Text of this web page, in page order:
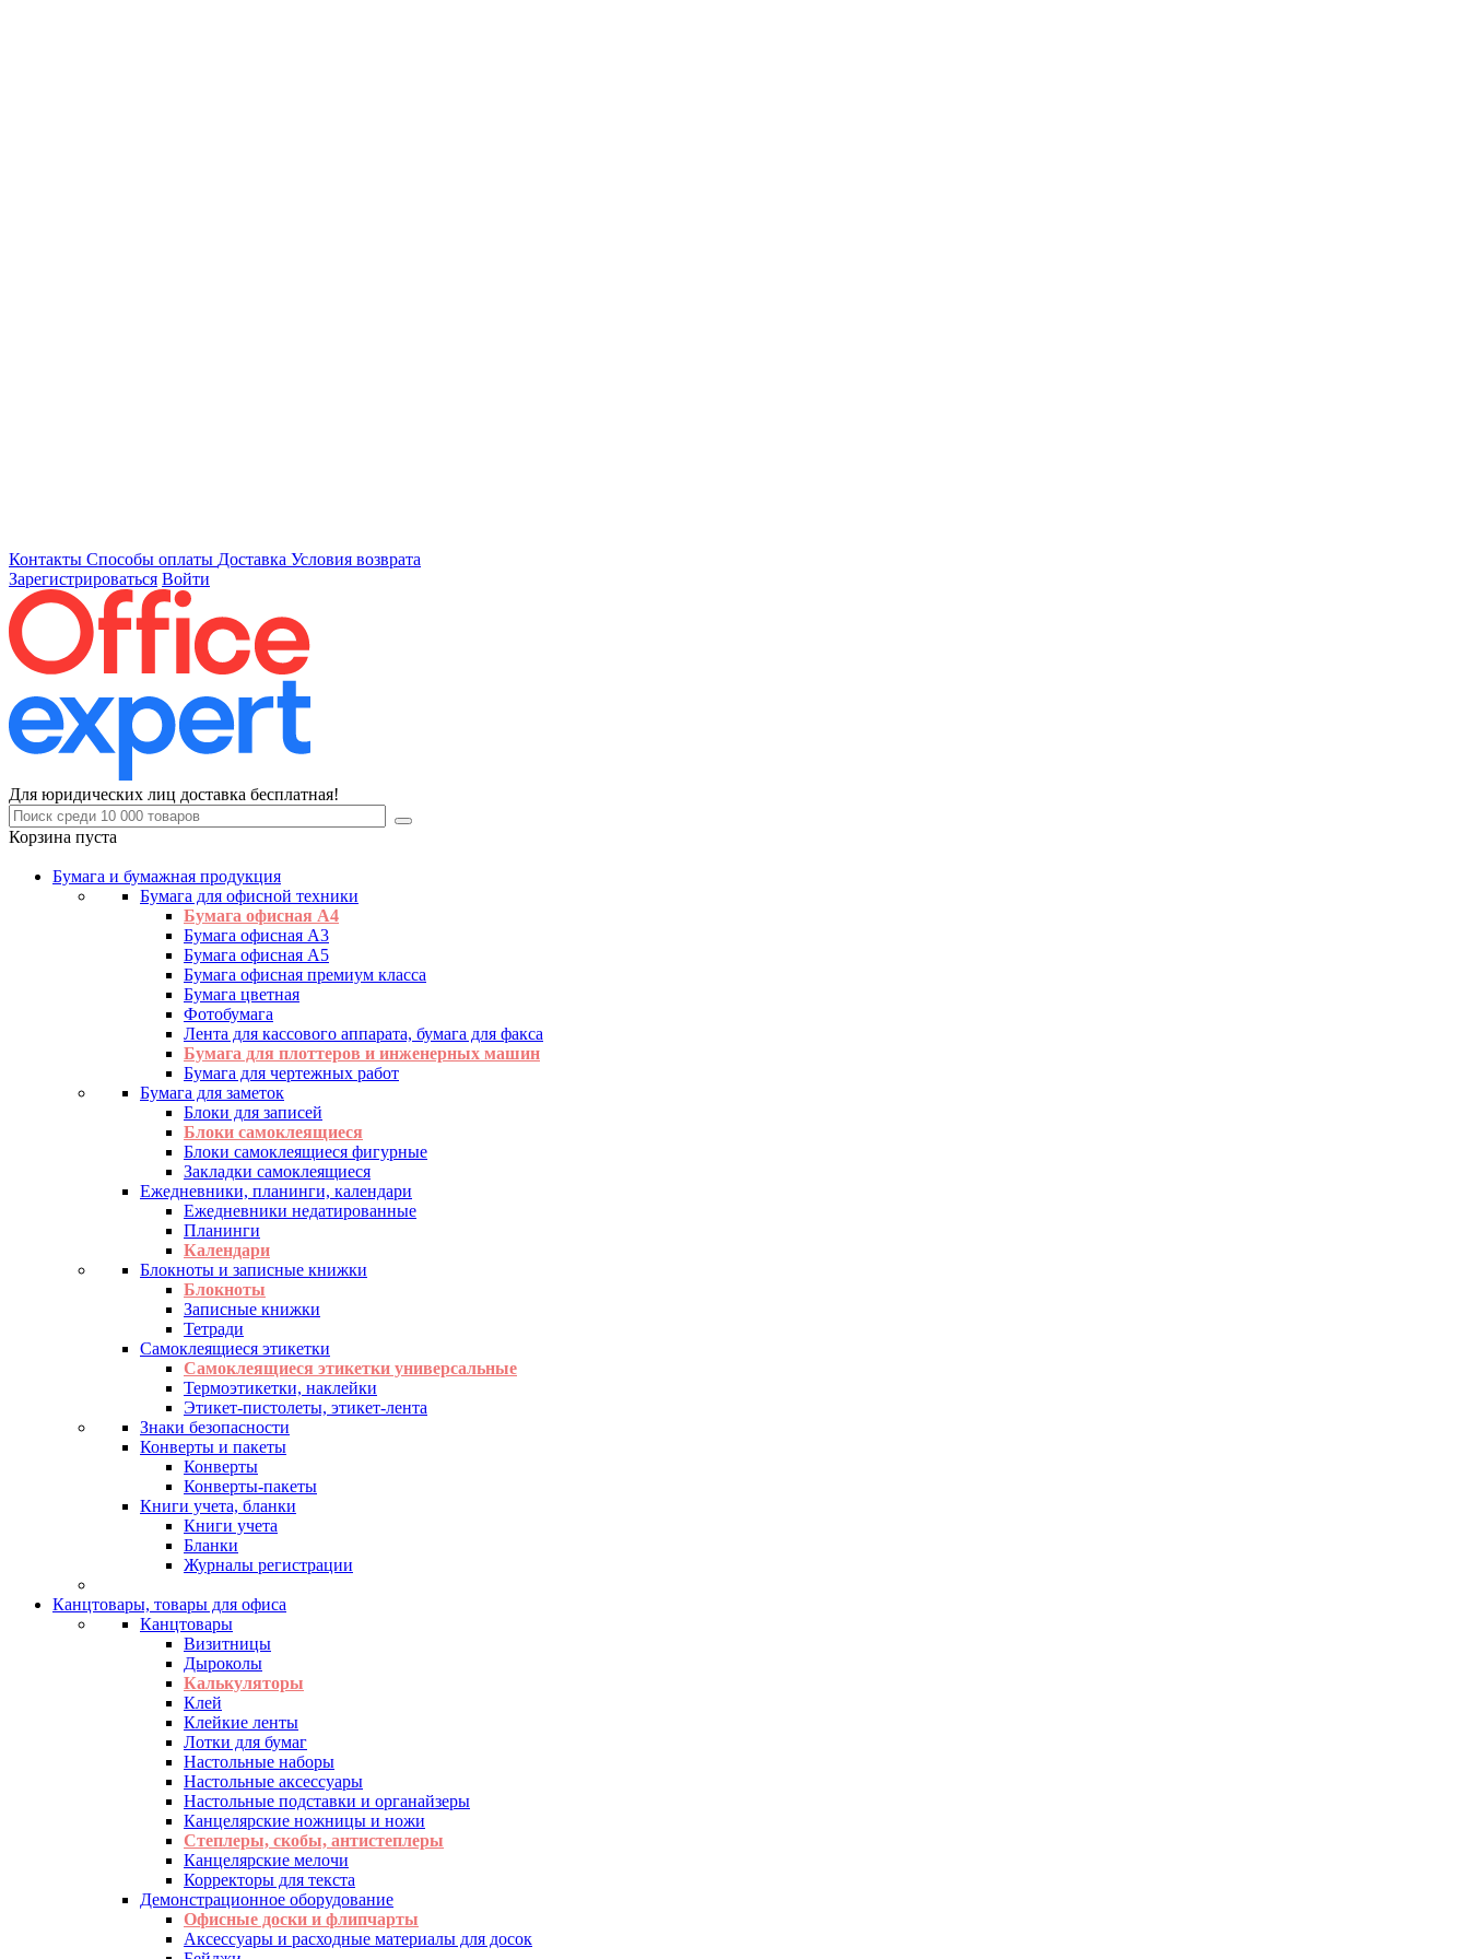
Контакты Способы оплаты Доставка Условия возврата
Зарегистрироваться Войти
Для юридических лиц доставка бесплатная!
Корзина пуста
Бумага и бумажная продукция
Бумага для офисной техники
Бумага офисная А4
Бумага офисная А3
Бумага офисная А5
Бумага офисная премиум класса
Бумага цветная
Фотобумага
Лента для кассового аппарата, бумага для факса
Бумага для плоттеров и инженерных машин
Бумага для чертежных работ
Бумага для заметок
Блоки для записей
Блоки самоклеящиеся
Блоки самоклеящиеся фигурные
Закладки самоклеящиеся
Ежедневники, планинги, календари
Ежедневники недатированные
Планинги
Календари
Блокноты и записные книжки
Блокноты
Записные книжки
Тетради
Самоклеящиеся этикетки
Самоклеящиеся этикетки универсальные
Термоэтикетки, наклейки
Этикет-пистолеты, этикет-лента
Знаки безопасности
Конверты и пакеты
Конверты
Конверты-пакеты
Книги учета, бланки
Книги учета
Бланки
Журналы регистрации
Канцтовары, товары для офиса
Канцтовары
Визитницы
Дыроколы
Калькуляторы
Клей
Клейкие ленты
Лотки для бумаг
Настольные наборы
Настольные аксессуары
Настольные подставки и органайзеры
Канцелярские ножницы и ножи
Степлеры, скобы, антистеплеры
Канцелярские мелочи
Корректоры для текста
Демонстрационное оборудование
Офисные доски и флипчарты
Аксессуары и расходные материалы для досок